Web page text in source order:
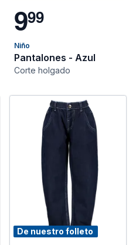
999
Niño
Pantalones - Azul
Corte holgado
De nuestro folleto